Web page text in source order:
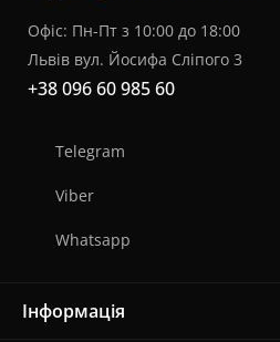
Офіс: Пн-Пт з 10:00 до 18:00
Львів вул. Йосифа Сліпого 3
+38 096 60 985 60
Telegram
Viber
Whatsapp
Інформація